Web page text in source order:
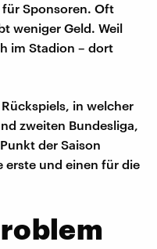
Sponsoren. Oft
weniger Geld. Weil
im Stadion – dort
in welcher
zweiten Bundesliga,
der Saison
erste und einen für die